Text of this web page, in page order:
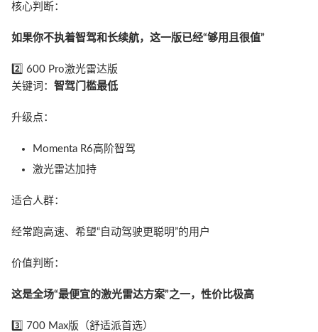
核心判断：
如果你不执着智驾和长续航，这一版已经“够用且很值”
2️⃣ 600 Pro激光雷达版
关键词：智驾门槛最低
升级点：
Momenta R6高阶智驾
激光雷达加持
适合人群：
经常跑高速、希望“自动驾驶更聪明”的用户
价值判断：
这是全场“最便宜的激光雷达方案”之一，性价比极高
3️⃣ 700 Max版（舒适派首选）